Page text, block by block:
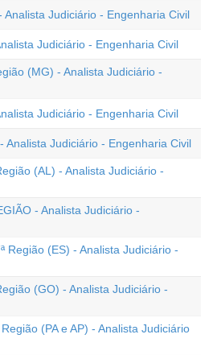
Analista Judiciário - Engenharia Civil
Judiciário - Engenharia Civil
(MG) - Analista Judiciário -
Judiciário - Engenharia Civil
Analista Judiciário - Engenharia Civil
(AL) - Analista Judiciário -
- Analista Judiciário -
Região (ES) - Analista Judiciário -
(GO) - Analista Judiciário -
(PA e AP) - Analista Judiciário